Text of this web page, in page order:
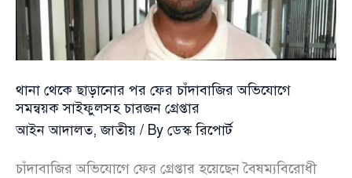
চাঁদাবাজির
অভিযোগে
আটক
থানা থেকে ছাড়ানোর পর ফের চাঁদাবাজির অভিযোগে
সমন্বয়ক সাইফুলসহ চারজন গ্রেপ্তার
আইন আদালত,জাতীয় / By ডেস্ক রিপোর্ট
চাঁদাবাজির অভিযোগে ফের গ্রেপ্তার হয়েছেন বৈষম্যবিরোধী